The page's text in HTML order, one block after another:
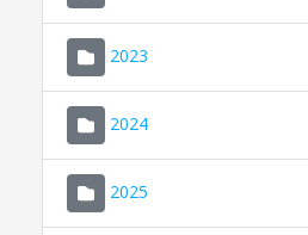
2023
2024
2025